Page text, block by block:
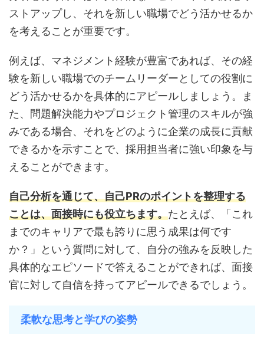
ストアップし、それを新しい職場でどう活かせるか
を考えることが重要です。
例えば、マネジメント経験が豊富であれば、その経
験を新しい職場でのチームリーダーとしての役割に
どう活かせるかを具体的にアピールしましょう。ま
た、問題解決能力やプロジェクト管理のスキルが強
みである場合、それをどのように企業の成長に貢献
できるかを示すことで、採用担当者に強い印象を与
えることができます。
自己分析を通じて、自己PRのポイントを整理する
ことは、面接時にも役立ちます。たとえば、「これ
までのキャリアで最も誇りに思う成果は何です
か？」という質問に対して、自分の強みを反映した
具体的なエピソードで答えることができれば、面接
官に対して自信を持ってアピールできるでしょう。
柔軟な思考と学びの姿勢